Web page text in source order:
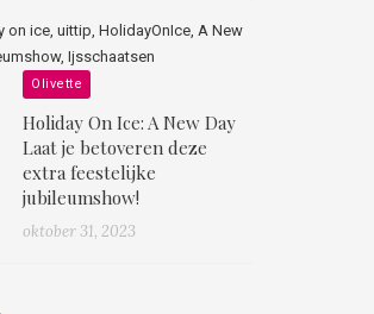
Olivette
Holiday On Ice: A New Day
Laat je betoveren deze
extra feestelijke
jubileumshow!
oktober 31, 2023